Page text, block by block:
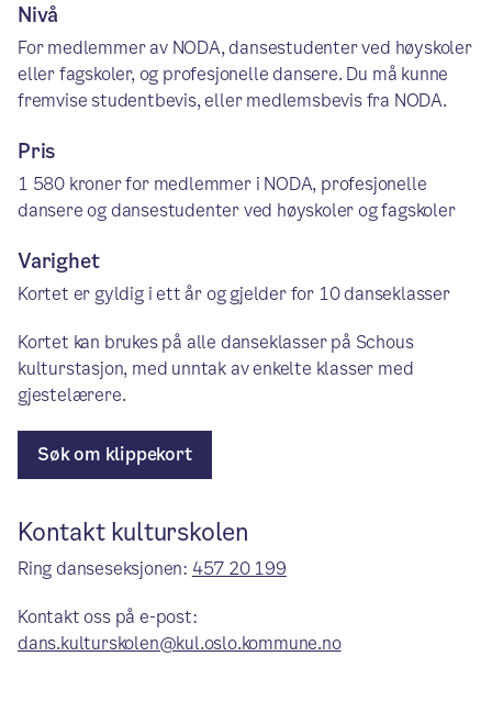
Nivå
For medlemmer av NODA, dansestudenter ved høyskoler
eller fagskoler, og profesjonelle dansere. Du må kunne
fremvise studentbevis, eller medlemsbevis fra NODA.
Pris
1 580 kroner for medlemmer i NODA, profesjonelle
dansere og dansestudenter ved høyskoler og fagskoler
Varighet
Kortet er gyldig i ett år og gjelder for 10 danseklasser
Kortet kan brukes på alle danseklasser på Schous
kulturstasjon, med unntak av enkelte klasser med
gjestelærere.
Søk om klippekort
Kontakt kulturskolen
Ring danseseksjonen: 457 20 199
Kontakt oss på e-post:
dans.kulturskolen@kul.oslo.kommune.no